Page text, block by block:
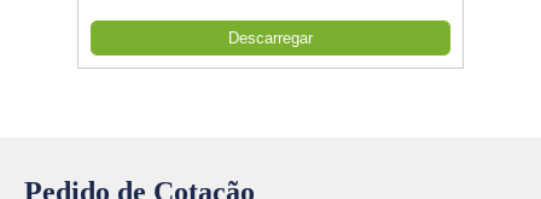
Descarregar
Pedido de Cotação